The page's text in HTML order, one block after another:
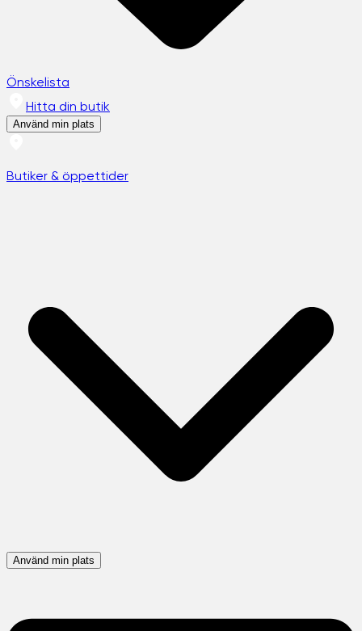
Önskelista
Hitta din butik
Använd min plats
Butiker & öppettider
Använd min plats